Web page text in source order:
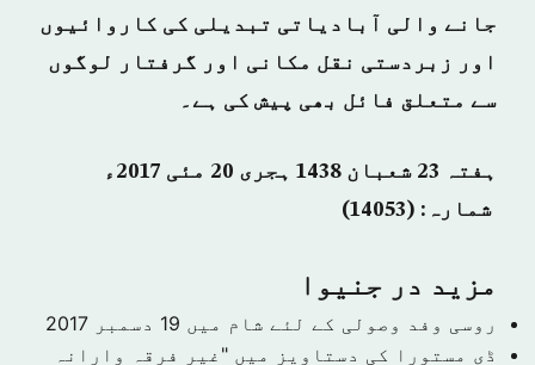
جانے والی آبادیاتی تبدیلی کی کاروائیوں
اور زبردستی نقل مکانی اور گرفتار لوگوں
سے متعلق فائل بھی پیش کی ہے۔
ہفتہ 23 شعبان 1438 ہجری­ 20 مئی 2017ء
شمارہ: (14053)
مزید در جنیوا
روسی وفد وصولی کے لئے شام میں 19 دسمبر 2017
ڈی مستورا کی دستاویز میں "غیر فرقہ وارانہ